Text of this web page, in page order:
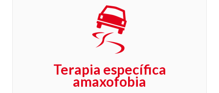
Terapia específica
amaxofobia